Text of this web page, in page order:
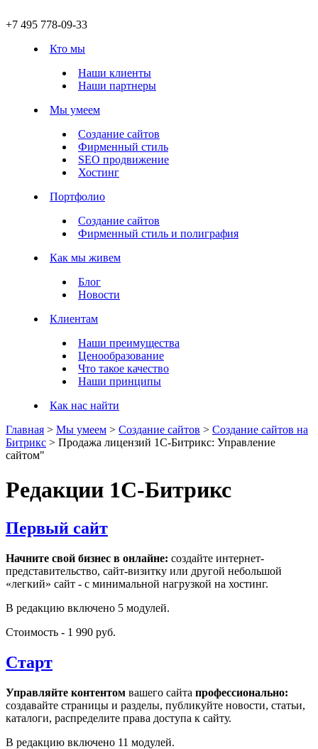
+7 495 778-09-33
Кто мы
Наши клиенты
Наши партнеры
Мы умеем
Создание сайтов
Фирменный стиль
SEO продвижение
Хостинг
Портфолио
Создание сайтов
Фирменный стиль и полиграфия
Как мы живем
Блог
Новости
Клиентам
Наши преимущества
Ценообразование
Что такое качество
Наши принципы
Как нас найти
Главная > Мы умеем > Создание сайтов > Создание сайтов на
Битрикс > Продажа лицензий 1С-Битрикс: Управление
сайтом"
Редакции 1С-Битрикс
Первый сайт
Начните свой бизнес в онлайне: создайте интернет-
представительство, сайт-визитку или другой небольшой
«легкий» сайт - с минимальной нагрузкой на хостинг.
В редакцию включено 5 модулей.
Стоимость - 1 990 руб.
Старт
Управляйте контентом вашего сайта профессионально:
создавайте страницы и разделы, публикуйте новости, статьи,
каталоги, распределите права доступа к сайту.
В редакцию включено 11 модулей.